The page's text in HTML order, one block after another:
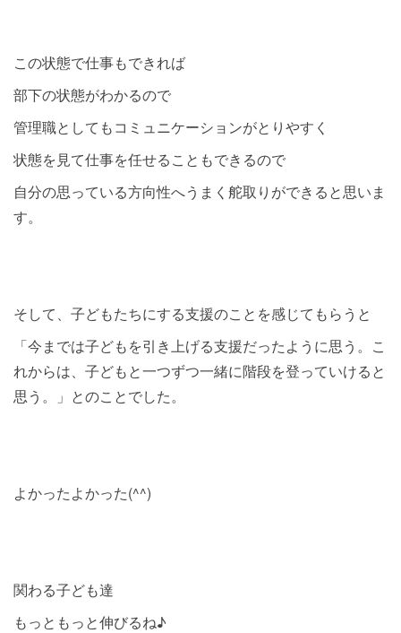
この状態で仕事もできれば
部下の状態がわかるので
管理職としてもコミュニケーションがとりやすく
状態を見て仕事を任せることもできるので
自分の思っている方向性へうまく舵取りができると思いま
す。
そして、子どもたちにする支援のことを感じてもらうと
「今までは子どもを引き上げる支援だったように思う。こ
れからは、子どもと一つずつ一緒に階段を登っていけると
思う。」とのことでした。
よかったよかった(^^)
関わる子ども達
もっともっと伸びるね♪